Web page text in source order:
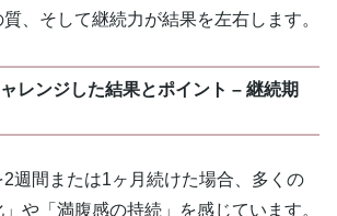
、そして継続力が結果を左右します。
レンジした結果とポイント – 継続期
週間または1ヶ月続けた場合、多くの
や「満腹感の持続」を感じています。